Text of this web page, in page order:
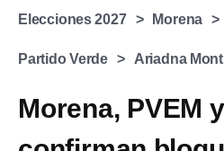
Elecciones 2027 Morena
Partido Verde Ariadna
Morena, PVEM